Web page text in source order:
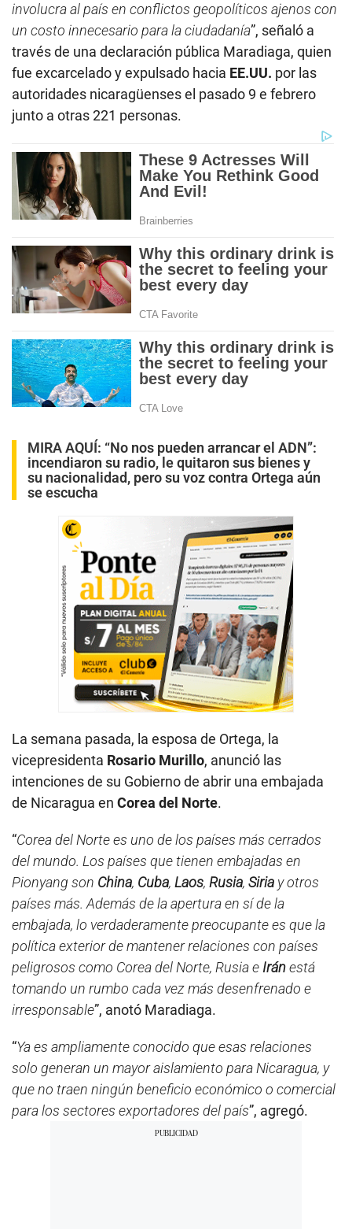
involucra al país en conflictos geopolíticos ajenos con
un costo innecesario para la ciudadanía”, señaló a
través de una declaración pública Maradiaga, quien
fue excarcelado y expulsado hacia EE.UU. por las
autoridades nicaragüenses el pasado 9 e febrero
junto a otras 221 personas.
MIRA AQUÍ: “No nos pueden arrancar el ADN”:
incendiaron su radio, le quitaron sus bienes y
su nacionalidad, pero su voz contra Ortega aún
se escucha
La semana pasada, la esposa de Ortega, la
vicepresidenta Rosario Murillo, anunció las
intenciones de su Gobierno de abrir una embajada
de Nicaragua en Corea del Norte.
“Corea del Norte es uno de los países más cerrados
del mundo. Los países que tienen embajadas en
Pionyang son China, Cuba, Laos, Rusia, Siria y otros
países más. Además de la apertura en sí de la
embajada, lo verdaderamente preocupante es que la
política exterior de mantener relaciones con países
peligrosos como Corea del Norte, Rusia e Iránestá
tomando un rumbo cada vez más desenfrenado e
irresponsable”, anotó Maradiaga.
“Ya es ampliamente conocido que esas relaciones
solo generan un mayor aislamiento para Nicaragua, y
que no traen ningún beneficio económico o comercial
para los sectores exportadores del país”, agregó.